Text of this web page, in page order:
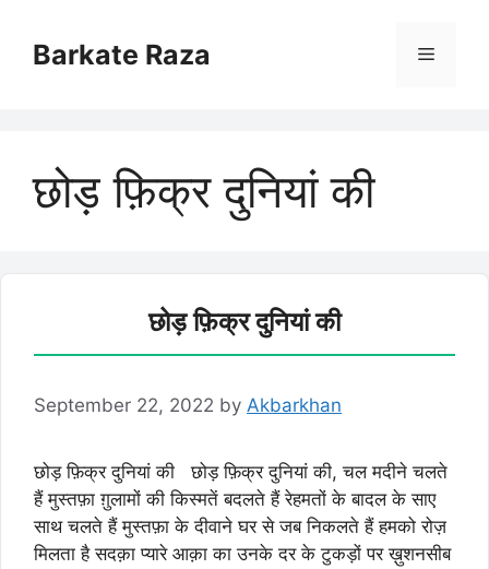
contentBarkate Raza Menu
छोड़ फ़िक्र दुनियां की
छोड़ फ़िक्र दुनियां की
September 22, 2022 by Akbarkhan
छोड़ फ़िक्र दुनियां की छोड़ फ़िक्र दुनियां की, चल मदीने चलते
हैं मुस्तफ़ा ग़ुलामों की किस्मतें बदलते हैं रेहमतों के बादल के साए
साथ चलते हैं मुस्तफ़ा के दीवाने घर से जब निकलते हैं हमको रोज़
मिलता है सदक़ा प्यारे आक़ा का उनके दर के टुकड़ों पर ख़ुशनसीब